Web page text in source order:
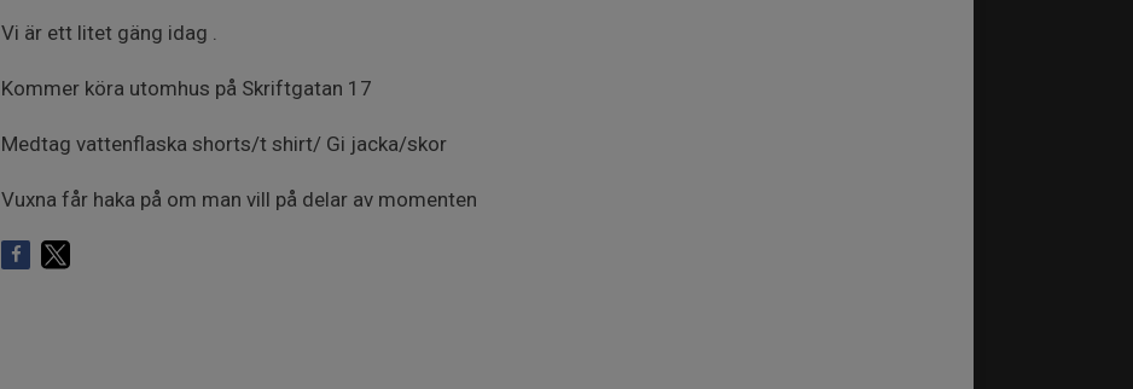
Vi är ett litet gäng idag .
Kommer köra utomhus på Skriftgatan 17
Medtag vattenflaska shorts/t shirt/ Gi jacka/skor
Vuxna får haka på om man vill på delar av momenten